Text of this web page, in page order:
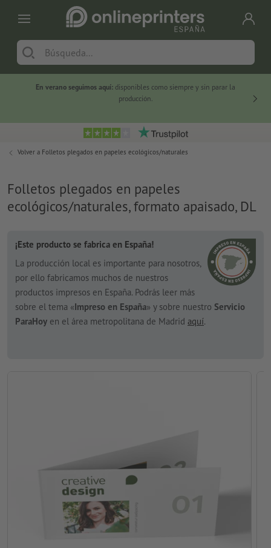
En verano seguimos aquí: disponibles como siempre y sin parar la
producción.
Volver a Folletos plegados en papeles ecológicos/naturales
Folletos plegados en papeles
ecológicos/naturales, formato apaisado, DL
¡Este producto se fabrica en España!
La producción local es importante para nosotros,
por ello fabricamos muchos de nuestros
productos impresos en España. Podrás leer más
sobre el tema «Impreso en España» y sobre nuestro Servicio
ParaHoy en el área metropolitana de Madrid aquí.